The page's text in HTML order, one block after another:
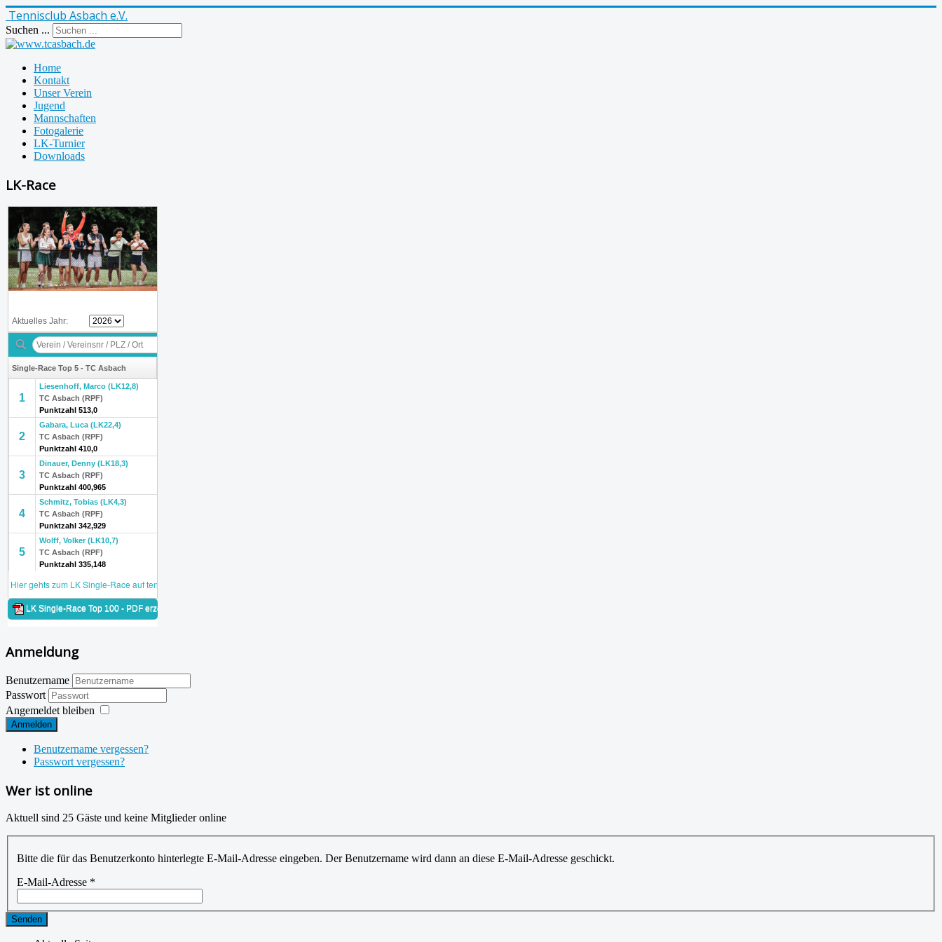
Tennisclub Asbach e.V.
Suchen ...
Home
Kontakt
Unser Verein
Jugend
Mannschaften
Fotogalerie
LK-Turnier
Downloads
LK-Race
Anmeldung
Benutzername
Passwort
Angemeldet bleiben
Anmelden
Benutzername vergessen?
Passwort vergessen?
Wer ist online
Aktuell sind 25 Gäste und keine Mitglieder online
Bitte die für das Benutzerkonto hinterlegte E-Mail-Adresse eingeben. Der Benutzername wird dann an diese E-Mail-Adresse geschickt.
E-Mail-Adresse *
Senden